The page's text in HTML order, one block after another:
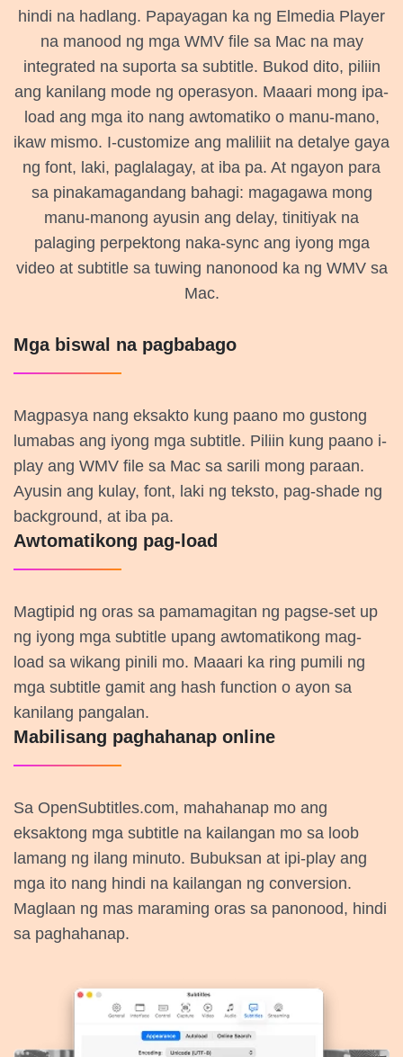
hindi na hadlang. Papayagan ka ng Elmedia Player
na manood ng mga WMV file sa Mac na may
integrated na suporta sa subtitle. Bukod dito, piliin
ang kanilang mode ng operasyon. Maaari mong ipa-
load ang mga ito nang awtomatiko o manu-mano,
ikaw mismo. I-customize ang maliliit na detalye gaya
ng font, laki, paglalagay, at iba pa. At ngayon para
sa pinakamagandang bahagi: magagawa mong
manu-manong ayusin ang delay, tinitiyak na
palaging perpektong naka-sync ang iyong mga
video at subtitle sa tuwing nanonood ka ng WMV sa
Mac.
Mga biswal na pagbabago
Magpasya nang eksakto kung paano mo gustong
lumabas ang iyong mga subtitle. Piliin kung paano i-
play ang WMV file sa Mac sa sarili mong paraan.
Ayusin ang kulay, font, laki ng teksto, pag-shade ng
background, at iba pa.
Awtomatikong pag-load
Magtipid ng oras sa pamamagitan ng pagse-set up
ng iyong mga subtitle upang awtomatikong mag-
load sa wikang pinili mo. Maaari ka ring pumili ng
mga subtitle gamit ang hash function o ayon sa
kanilang pangalan.
Mabilisang paghahanap online
Sa OpenSubtitles.com, mahahanap mo ang
eksaktong mga subtitle na kailangan mo sa loob
lamang ng ilang minuto. Bubuksan at ipi-play ang
mga ito nang hindi na kailangan ng conversion.
Maglaan ng mas maraming oras sa panonood, hindi
sa paghahanap.